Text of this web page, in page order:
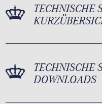
TECHNISCHE
TECHNISCHE
DOWNLOADS